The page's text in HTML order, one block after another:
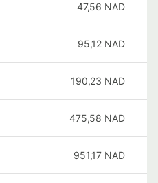
47,56 NAD
95,12 NAD
190,23 NAD
475,58 NAD
951,17 NAD